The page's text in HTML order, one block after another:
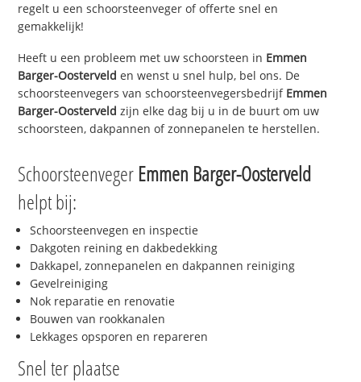
regelt u een schoorsteenveger of offerte snel en
gemakkelijk!
Heeft u een probleem met uw schoorsteen in Emmen
Barger-Oosterveld en wenst u snel hulp, bel ons. De
schoorsteenvegers van schoorsteenvegersbedrijf Emmen
Barger-Oosterveld zijn elke dag bij u in de buurt om uw
schoorsteen, dakpannen of zonnepanelen te herstellen.
Schoorsteenveger Emmen Barger-Oosterveld
helpt bij:
Schoorsteenvegen en inspectie
Dakgoten reining en dakbedekking
Dakkapel, zonnepanelen en dakpannen reiniging
Gevelreiniging
Nok reparatie en renovatie
Bouwen van rookkanalen
Lekkages opsporen en repareren
Snel ter plaatse